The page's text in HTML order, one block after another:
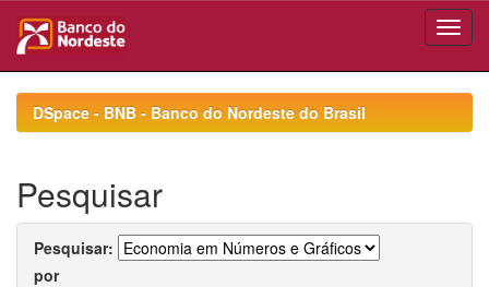
navigationDSpace - BNB - Banco do Nordeste do Brasil
Pesquisar
Pesquisar:
por